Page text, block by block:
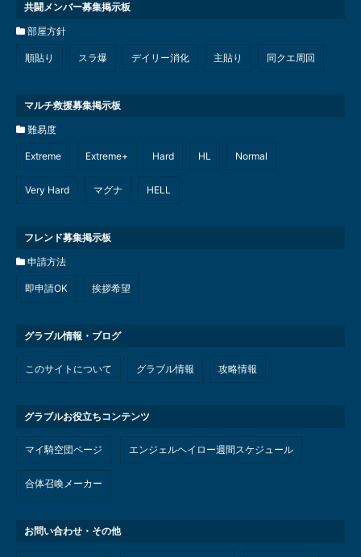
共闘メンバー募集掲示板
部屋方針
順貼り スラ爆 デイリー消化 主貼り 同クエ周回
マルチ救援募集掲示板
難易度
Extreme Extreme+ Hard HL Normal
Very Hard マグナ HELL
フレンド募集掲示板
申請方法
即申請OK 挨拶希望
グラブル情報・ブログ
このサイトについて グラブル情報 攻略情報
グラブルお役立ちコンテンツ
マイ騎空団ページ エンジェルヘイロー週間スケジュール
合体召喚メーカー
お問い合わせ・その他